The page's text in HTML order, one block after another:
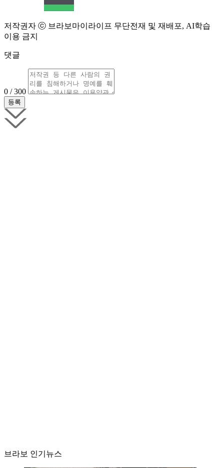
저작권자 ⓒ 브라보마이라이프 무단전재 및 재배포, AI학습
이용 금지
댓글
0 / 300
브라보 인기뉴스